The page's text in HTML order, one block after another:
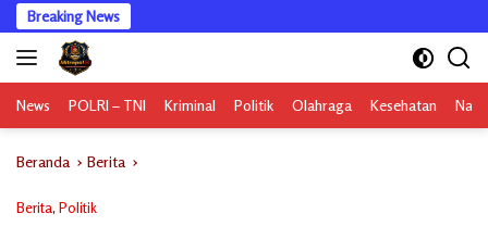
Langsung
ke
konten
Breaking News
News POLRI – TNI Kriminal Politik Olahraga Kesehatan
Beranda Berita
Berita, Politik